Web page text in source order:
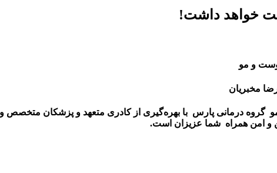
خواهد داشت!
و مو
مخبریان
گروه درمانی پارس با بهره‌گیری از کادری متعهد و پزشکان متخصص
و امن همراه شما عزیزان است.